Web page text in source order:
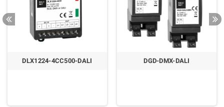
DLX1224-4CC500-DALI DGD-DMX-DALI